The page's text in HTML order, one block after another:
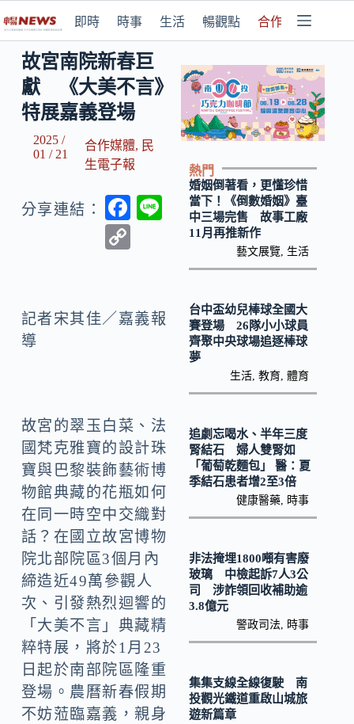
即時 時事 生活 暢觀點 合作媒體
故宮南院新春巨
獻 《大美不言》
特展嘉義登場
2025 /
01 / 21
合作媒體, 民
生電子報
分享連結：
F
o
o
y
記者宋其佳／嘉義報
導
故宮的翠玉白菜、法
國梵克雅寶的設計珠
寶與巴黎裝飾藝術博
物館典藏的花瓶如何
在同一時空中交織對
話？在國立故宮博物
院北部院區3個月內
締造近49萬參觀人
次、引發熱烈迴響的
「大美不言」典藏精
粹特展，將於1月23
日起於南部院區隆重
登場。農曆新春假期
不妨蒞臨嘉義，親身
熱門
婚姻倒著看，更懂珍惜
當下！《倒數婚姻》臺
中三場完售 故事工廠
11月再推新作
藝文展覽 生活
台中盃幼兒棒球全國大
賽登場 26隊小小球員
齊聚中央球場追逐棒球
夢
生活 ,教育 ,體育
追劇忘喝水、半年三度
腎結石 婦人雙腎如
「葡萄乾麵包」 醫：夏
季結石患者增2至3倍
健康醫藥 時事
非法掩埋1800噸有害廢
玻璃 中檢起訴7人3公
司 涉詐領回收補助逾
3.8億元
警政司法 時事
集集支線全線復駛 南
投觀光鐵道重啟山城旅
遊新篇章